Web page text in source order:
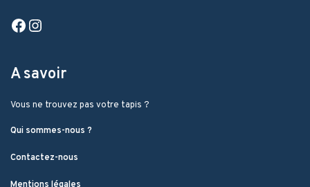
Facebook
A savoir
Vous ne trouvez pas votre tapis ?
Qui sommes-nous ?
Contactez-nous